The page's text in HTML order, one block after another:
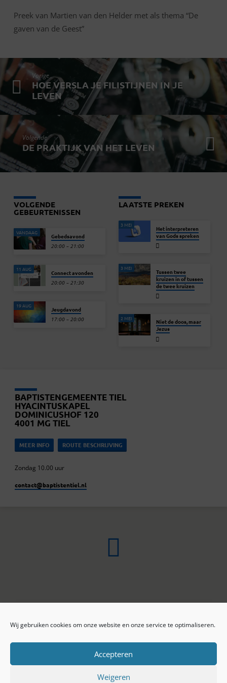
Wij gebruiken cookies om onze website en onze service te optimaliseren.
Accepteren
Weigeren
Preek van Martien van den Helder met als thema “De
gaven van de Geest”
Vorige
HOE VERSLA JE FILISTIJNEN IN JE
LEVEN
Volgende
DE PRAKTIJK VAN HET LEVEN
VOLGENDE
GEBEURTENISSEN
VANDAAG Gebedsavond
20:00 – 21:00
11 AUG Connect avonden
20:00 – 21:30
19 AUG Jeugdavond
17:00 – 20:00
LAATSTE PREKEN
3 MEI
Het interpreteren
van Gods spreken
3 MEI
Tussen twee
kruizen in of tussen
de twee kruizen
2 MEI
Niet de doos, maar
Jezus
BAPTISTENGEMEENTE TIEL
HYACINTUSKAPEL
DOMINICUSHOF 120
4001 MG TIEL
MEER INFO ROUTE BESCHRIJVING
Zondag 10.00 uur
contact​@baptistentiel.nl
ONLINE ARCHIEF
Privacy beleid